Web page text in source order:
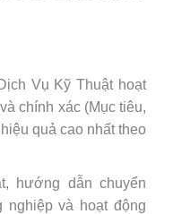
Vụ Kỹ Thuật hoạt
chính xác (Mục tiêu,
quả cao nhất theo
hướng dẫn chuyển
nghiệp và hoạt động